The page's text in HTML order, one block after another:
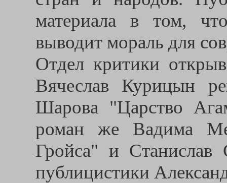
материала в том,
выводит мораль для
Отдел критики
Вячеслав Курицын
Шарова "Царство
роман же Вадима
Гройса" и
публицистики